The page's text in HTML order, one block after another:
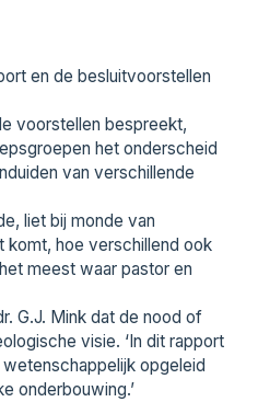
en de besluitvoorstellen
voorstellen bespreekt,
het onderscheid
van verschillende
liet bij monde van
komt, hoe verschillend ook
meest waar pastor en
G.J. Mink dat de nood of
visie. ‘In dit rapport
opgeleid
onderbouwing.’